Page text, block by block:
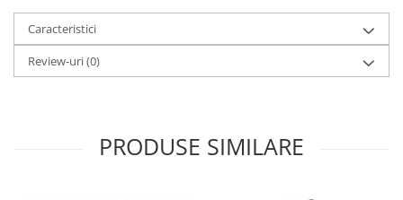
Turnare, Lipire, Finisare
PROMOTII Curele Apple Watch
PROMOTII Curele Garmin
Catarame curea
Caracteristici
Review-uri(0)
PRODUSE SIMILARE